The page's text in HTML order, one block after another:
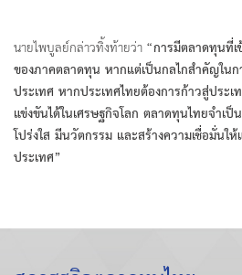
นายไพบูลย์กล่าวทิ้งท้ายว่า“การมีตลาดทุนที่เ
ของภาคตลาดทุน หากแต่เป็นกลไกสำคัญใน
ประเทศ หากประเทศไทยต้องการก้าวสู่ประเ
แข่งขันได้ในเศรษฐกิจโลก ตลาดทุนไทยจำเ
โปร่งใส มีนวัตกรรม และสร้างความเชื่อมั่นใ
ประเทศ”